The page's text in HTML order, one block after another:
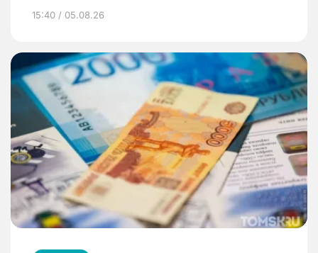
15:40 / 05.08.26